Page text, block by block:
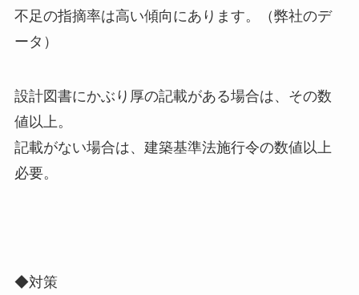
不足の指摘率は高い傾向にあります。（弊社のデ
ータ）
設計図書にかぶり厚の記載がある場合は、その数
値以上。
記載がない場合は、建築基準法施行令の数値以上
必要。
◆対策